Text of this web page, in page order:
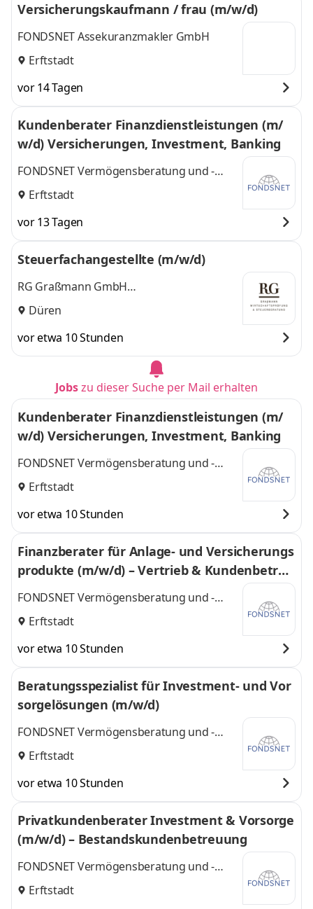
Versicherungskaufmann / frau (m/w/d)
FONDSNET Assekuranzmakler GmbH
Erftstadt
vor 14 Tagen
Kundenberater Finanzdienstleistungen (m/
w/d) Versicherungen, Investment, Banking
FONDSNET Vermögensberatung und -
verwaltungs GmbH
Erftstadt
vor 13 Tagen
Steuerfachangestellte (m/w/d)
RG Graßmann GmbH
Steuerberatungsgesellschaft
Düren
vor etwa 10 Stunden
Jobszu dieser Suche per Mail erhalten
Kundenberater Finanzdienstleistungen (m/
w/d) Versicherungen, Investment, Banking
FONDSNET Vermögensberatung und -
verwaltungs GmbH
Erftstadt
vor etwa 10 Stunden
Finanzberater für Anlage- und Versicherungs
produkte (m/w/d) – Vertrieb & Kundenbetreu
ung
FONDSNET Vermögensberatung und -
verwaltungs GmbH
Erftstadt
vor etwa 10 Stunden
Beratungsspezialist für Investment- und Vor
sorgelösungen (m/w/d)
FONDSNET Vermögensberatung und -
verwaltungs GmbH
Erftstadt
vor etwa 10 Stunden
Privatkundenberater Investment & Vorsorge
(m/w/d) – Bestandskundenbetreuung
FONDSNET Vermögensberatung und -
verwaltungs GmbH
Erftstadt